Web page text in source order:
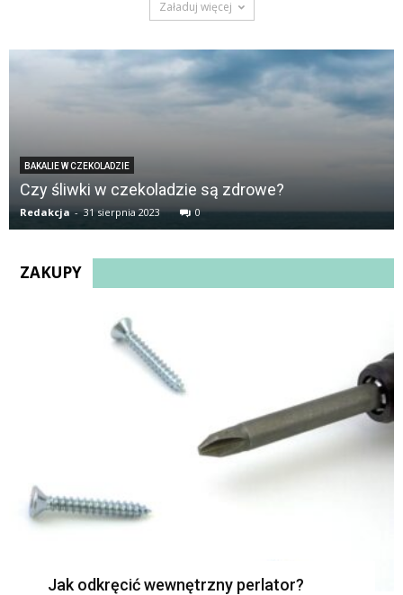
Załaduj więcej
BAKALIE W CZEKOLADZIE
Czy śliwki w czekoladzie są zdrowe?
Redakcja - 31 sierpnia 2023 0
ZAKUPY
Jak odkręcić wewnętrzny perlator?